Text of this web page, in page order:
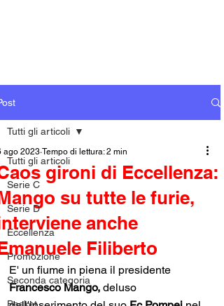
Tutti gli articoli
Serie C
Serie D
Eccellenza
Promozione
Seconda categoria
Tutti gli articoli
gironi di Eccellenza:
su tutte le furie,
anche
Filiberto
ago 2023 Tempo di lettura: 2 min
E' un fiume in piena il presidente
Francesco Mango, deluso